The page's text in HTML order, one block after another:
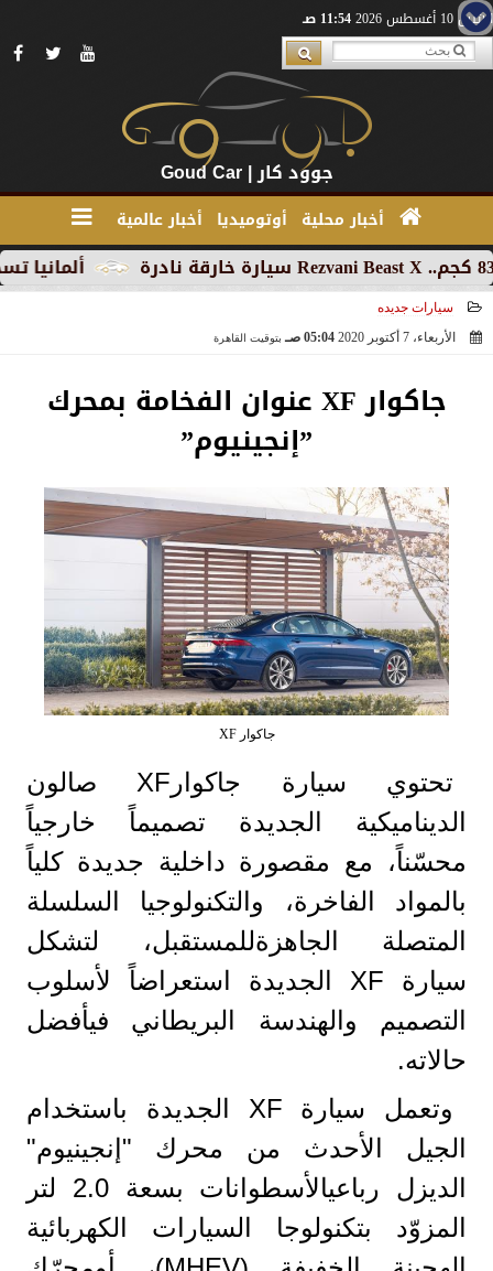
الإثنين 10 أغسطس 2026 11:54 صـ
جوود كار | Goud Car
أخبار محلية أوتوميديا أخبار عالمية
ألمانيا تسجل
سيارات جديده
الأربعاء، 7 أكتوبر 2020
05:04 صـ بتوقيت القاهرة
جاكوار XF عنوان الفخامة بمحرك
”إنجينيوم”
جاكوار XF
تحتوي سيارة جاكوارXF صالون
الديناميكية الجديدة تصميماً خارجياً
محسّناً، مع مقصورة داخلية جديدة كلياً
بالمواد الفاخرة، والتكنولوجيا السلسلة
المتصلة الجاهزةللمستقبل، لتشكل
سيارة XF الجديدة استعراضاً لأسلوب
التصميم والهندسة البريطاني فيأفضل
حالاته.
وتعمل سيارة XF الجديدة باستخدام
الجيل الأحدث من محرك "إنجينيوم"
الديزل رباعيالأسطوانات بسعة 2.0 لتر
المزوّد بتكنولوجا السيارات الكهربائية